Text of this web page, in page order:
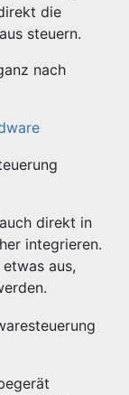
die
steuern.
nach
direkt in
integrieren.
aus,